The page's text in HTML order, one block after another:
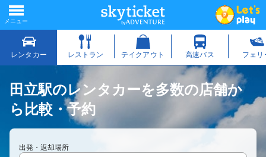
田立駅のレンタカーを多数の店舗か
ら比較・予約
出発・返却場所